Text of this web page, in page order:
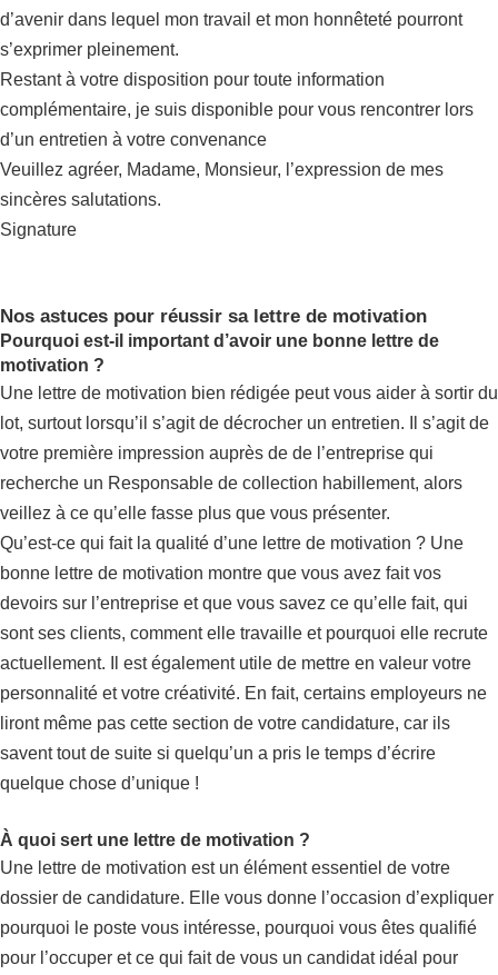
d’avenir dans lequel mon travail et mon honnêteté pourront
s’exprimer pleinement.
Restant à votre disposition pour toute information
complémentaire, je suis disponible pour vous rencontrer lors
d’un entretien à votre convenance
Veuillez agréer, Madame, Monsieur, l’expression de mes
sincères salutations.
Signature
Nos astuces pour réussir sa lettre de motivation
Pourquoi est-il important d’avoir une bonne lettre de
motivation ?
Une lettre de motivation bien rédigée peut vous aider à sortir du
lot, surtout lorsqu’il s’agit de décrocher un entretien. Il s’agit de
votre première impression auprès de de l’entreprise qui
recherche un Responsable de collection habillement, alors
veillez à ce qu’elle fasse plus que vous présenter.
Qu’est-ce qui fait la qualité d’une lettre de motivation ? Une
bonne lettre de motivation montre que vous avez fait vos
devoirs sur l’entreprise et que vous savez ce qu’elle fait, qui
sont ses clients, comment elle travaille et pourquoi elle recrute
actuellement. Il est également utile de mettre en valeur votre
personnalité et votre créativité. En fait, certains employeurs ne
liront même pas cette section de votre candidature, car ils
savent tout de suite si quelqu’un a pris le temps d’écrire
quelque chose d’unique !
À quoi sert une lettre de motivation ?
Une lettre de motivation est un élément essentiel de votre
dossier de candidature. Elle vous donne l’occasion d’expliquer
pourquoi le poste vous intéresse, pourquoi vous êtes qualifié
pour l’occuper et ce qui fait de vous un candidat idéal pour